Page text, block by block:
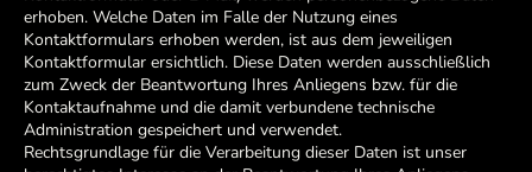
erhoben. Welche Daten im Falle der Nutzung eines
Kontaktformulars erhoben werden, ist aus dem jeweiligen
Kontaktformular ersichtlich. Diese Daten werden ausschließlich
zum Zweck der Beantwortung Ihres Anliegens bzw. für die
Kontaktaufnahme und die damit verbundene technische
Administration gespeichert und verwendet.
Rechtsgrundlage für die Verarbeitung dieser Daten ist unser